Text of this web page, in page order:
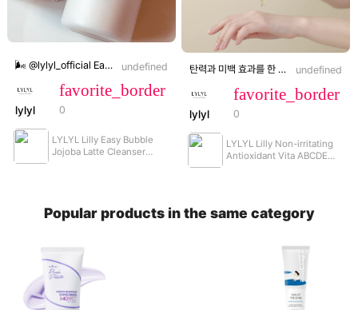
volume_off
🌬️ @lylyl_official Easy Bubble Hojoba Cleanser Contains 80,000ppm jojoba oils, improving skin barrier and reduction in pores with one use. Quick cleansing of makeup without double cleansing. Removal of sebum in pores, hypoallergenic Moist cleansing without ZERO tightness even after washing your face. Gentle cleansing even for sensitive skin. 9 types of grain ingredients remove skin toxins and help the skin to be healthy and clean. 🫧A bubble airy texture that is very gentle and pleasantly removes dirt and light makeup. It does not dry the skin and does not irritate it. There is a very cute packaging and very economical. I recommend you try itA bubble airy texture that is very gentle and pleasantly removes dirt and light makeup. It does not dry the skin and does not irritate it. There is a very cute packaging and very economical. I recommend you try it Did you like the cleanser? undefined
lylyl
favorite_border
0
LYLYL Lilly Easy Bubble
Jojoba Latte Cleanser
탄력과 미백 효과를 한 번에! 피부에 절실한 비타민 A,B,C,D,E 성분 11가지🔅 피부 콜라겐 합성을 유도하는 펩타이드 7가지🔅 검증받은 항산화 효과로, 피부에 깊이 있는 영양을 제공하는 𝗟𝗬𝗟𝗬𝗟 𝗩𝗶𝘁𝗮 𝗔𝗺𝗽𝗼𝘂𝗹𝗲 무향•무색소로 만들어져 부담 없이 사용할 수 있어요! 쫀쫀한 제형이지만 빠르게 흡수되어 번들거림✖ 끈적임✖ 피부의 활력을 되찾아주는 로 젊고 생기 있는 피부를 만나보세요💛
#릴릴앰플#LYLYL#비타민앰플#톤
undefined
lylyl
favorite_border
0
LYLYL Lilly Non-irritating
Antioxidant Vita ABCDE
Popular products in the same category